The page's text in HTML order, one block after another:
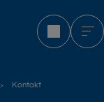
Kontakt